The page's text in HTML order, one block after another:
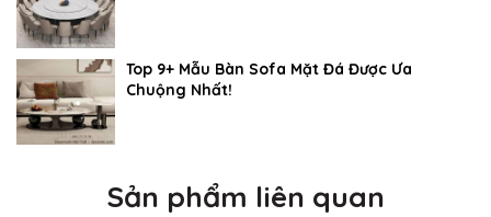
Top 9+ Mẫu Bàn Sofa Mặt Đá Được Ưa
Chuộng Nhất!
Sản phẩm liên quan